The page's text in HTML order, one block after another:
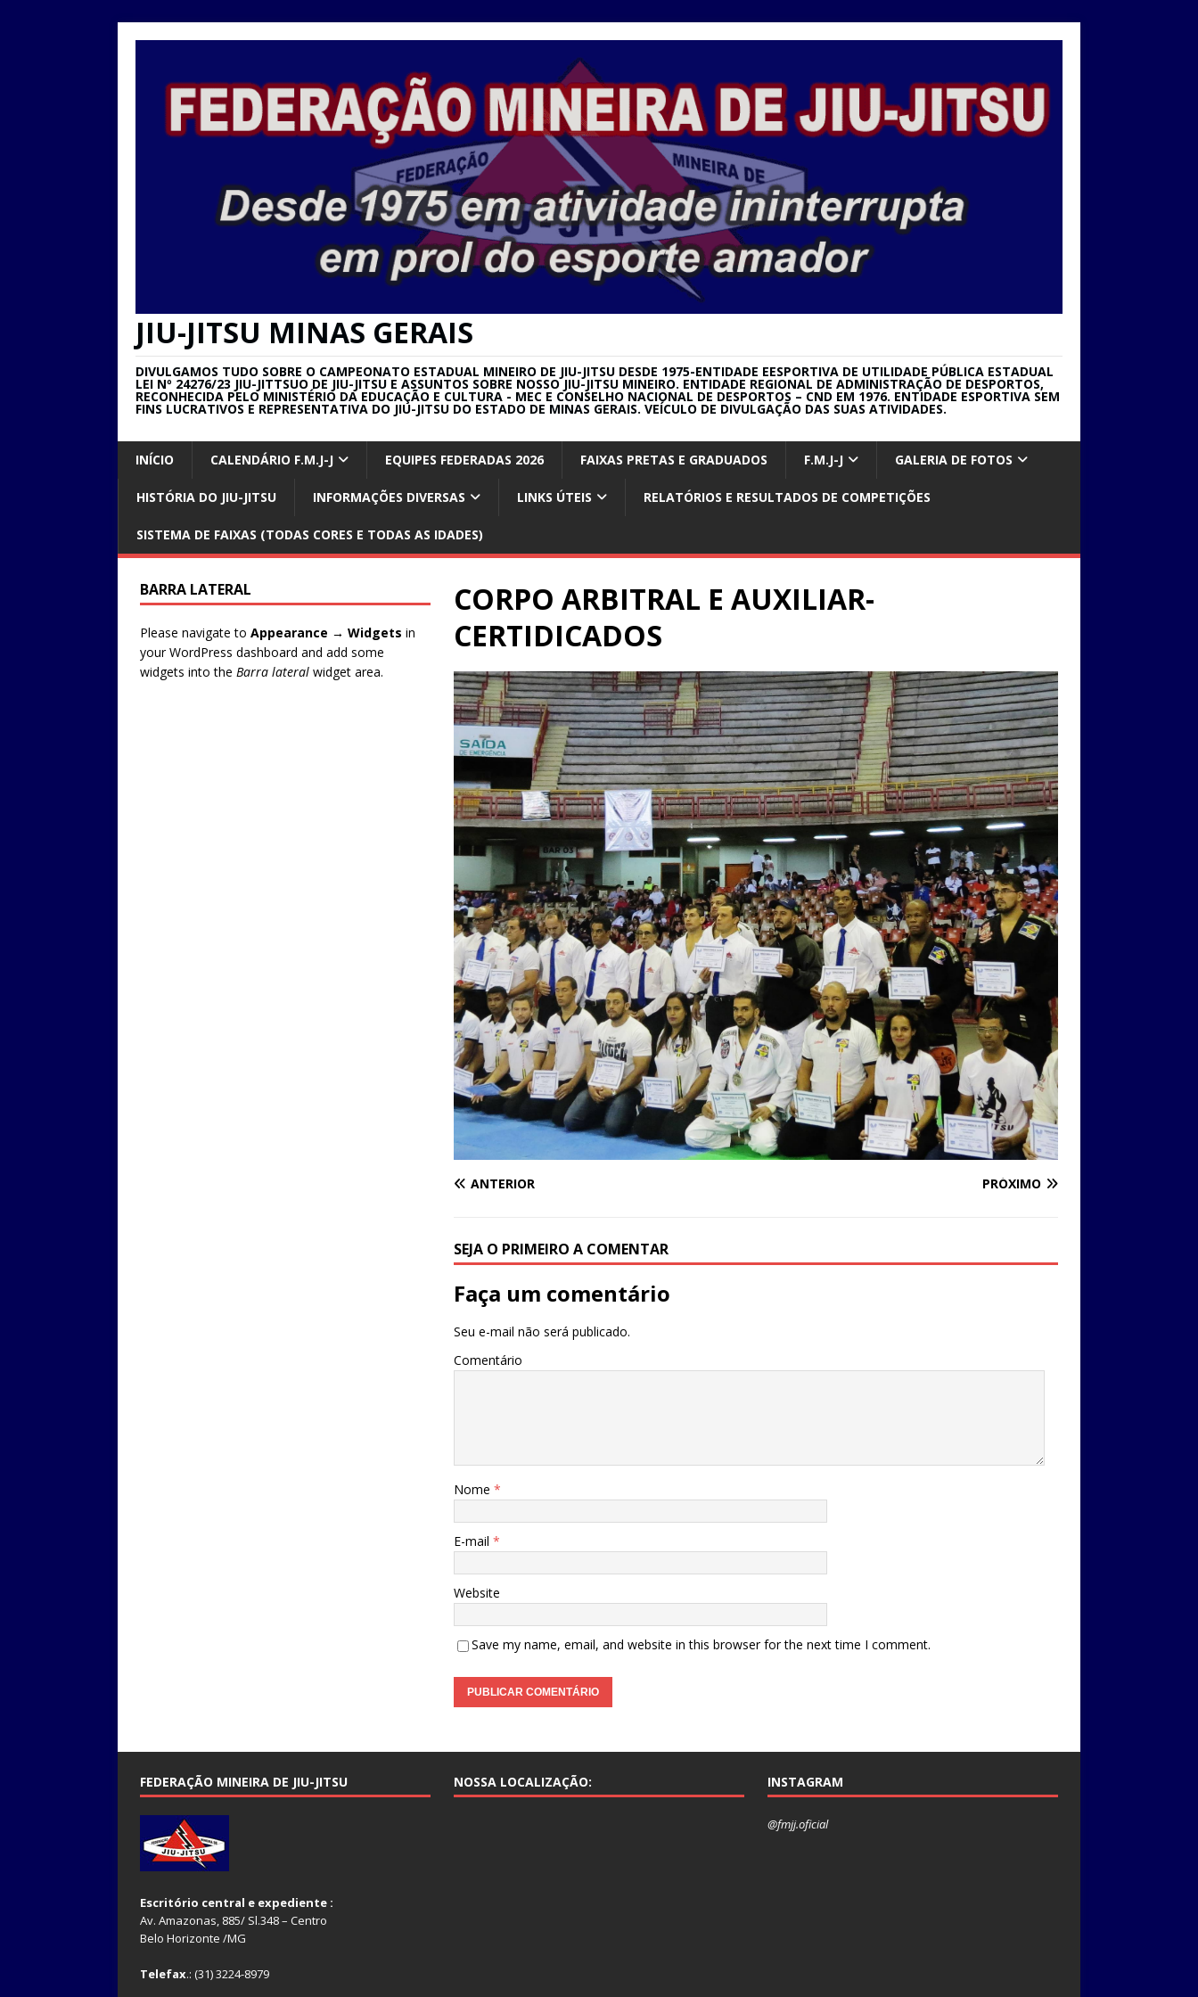
JIU-JITSU MINAS GERAIS
DIVULGAMOS TUDO SOBRE O CAMPEONATO ESTADUAL MINEIRO DE JIU-JITSU DESDE 1975-ENTIDADE EESPORTIVA DE UTILIDADE PÚBLICA ESTADUAL
LEI Nº 24276/23 JIU-JITTSUO DE JIU-JITSU E ASSUNTOS SOBRE NOSSO JIU-JITSU MINEIRO. ENTIDADE REGIONAL DE ADMINISTRAÇÃO DE DESPORTOS,
RECONHECIDA PELO MINISTÉRIO DA EDUCAÇÃO E CULTURA - MEC E CONSELHO NACIONAL DE DESPORTOS – CND EM 1976. ENTIDADE ESPORTIVA SEM
FINS LUCRATIVOS E REPRESENTATIVA DO JIU-JITSU DO ESTADO DE MINAS GERAIS. VEÍCULO DE DIVULGAÇÃO DAS SUAS ATIVIDADES.
INÍCIO CALENDÁRIO F.M.J-J EQUIPES FEDERADAS 2026 FAIXAS PRETAS E GRADUADOS F.M.J-J GALERIA DE FOTOS
HISTÓRIA DO JIU-JITSU INFORMAÇÕES DIVERSAS LINKS ÚTEIS RELATÓRIOS E RESULTADOS DE COMPETIÇÕES
SISTEMA DE FAIXAS (TODAS CORES E TODAS AS IDADES)
CORPO ARBITRAL E AUXILIAR-
CERTIDICADOS
ANTERIOR PRÓXIMO
SEJA O PRIMEIRO A COMENTAR
Faça um comentário
Seu e-mail não será publicado.
Comentário
Nome *
E-mail *
Website
Save my name, email, and website in this browser for the next time I comment.
BARRA LATERAL
Please navigate to Appearance → Widgets in
your WordPress dashboard and add some
widgets into the Barra lateral widget area.
FEDERAÇÃO MINEIRA DE JIU-JITSU
Escritório central e expediente :
Av. Amazonas, 885/ Sl.348 – Centro
Belo Horizonte /MG
Telefax.: (31) 3224-8979
NOSSA LOCALIZAÇÃO: INSTAGRAM
@fmjj.oficial